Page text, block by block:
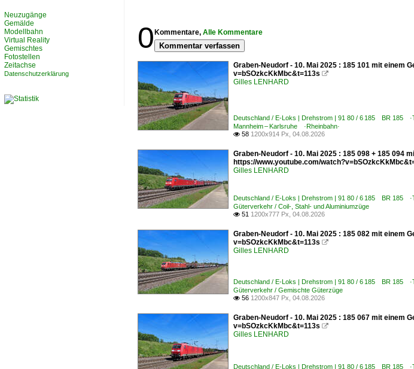
0 Kommentare, Alle Kommentare
Kommentar verfassen
Graben-Neudorf - 10. Mai 2025 : 185 101 mit einem
v=bSOzkcKkMbc&t=113s 
Gilles LENHARD
Deutschland / E-Loks | Drehstrom | 91 80 / 6 185 BR 185
Mannheim – Karlsruhe ·Rheinbahn·
 58 1200x914 Px, 04.08.2026
Graben-Neudorf - 10. Mai 2025 : 185 098 + 185 094
https://www.youtube.com/
Gilles LENHARD
Deutschland / E-Loks | Drehstrom | 91 80 / 6 185 BR 185
Güterverkehr / Coil-, Stahl- und Aluminiumzüge
 51 1200x777 Px, 04.08.2026
Graben-Neudorf - 10. Mai 2025 : 185 082 mit einem
v=bSOzkcKkMbc&t=113s 
Gilles LENHARD
Deutschland / E-Loks | Drehstrom | 91 80 / 6 185 BR 185
Güterverkehr / Gemischte Güterzüge
 56 1200x847 Px, 04.08.2026
Graben-Neudorf - 10. Mai 2025 : 185 067 mit einem
v=bSOzkcKkMbc&t=113s 
Gilles LENHARD
Deutschland / E-Loks | Drehstrom | 91 80 / 6 185 BR 185
Neuzugänge
Gemälde
Modellbahn
Virtual Reality
Gemischtes
Fotostellen
Zeitachse
Datenschutzerklärung